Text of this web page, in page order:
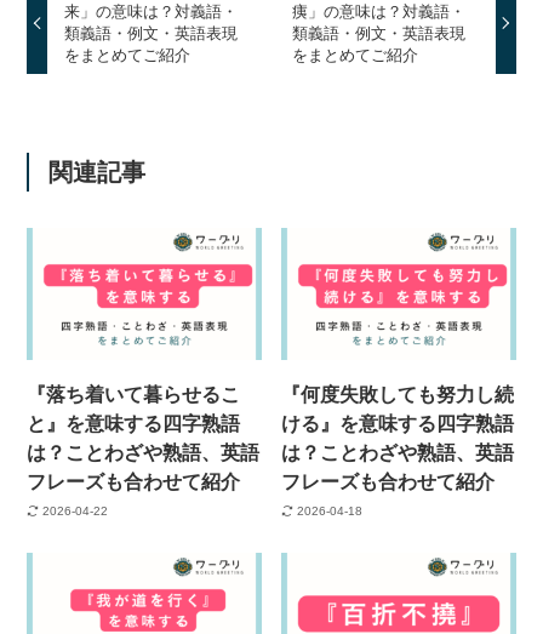
来」の意味は？対義語・
類義語・例文・英語表現
をまとめてご紹介
痍」の意味は？対義語・
類義語・例文・英語表現
をまとめてご紹介
関連記事
『落ち着いて暮らせるこ
と』を意味する四字熟語
は？ことわざや熟語、英語
フレーズも合わせて紹介
2026-04-22
『何度失敗しても努力し続
ける』を意味する四字熟語
は？ことわざや熟語、英語
フレーズも合わせて紹介
2026-04-18